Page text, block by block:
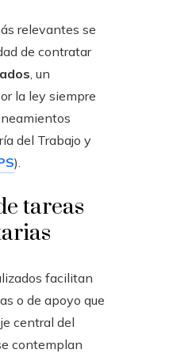
relevantes se
de contratar
, un
la ley siempre
del Trabajo y
).
tareas
facilitan
o de apoyo que
central del
contemplan